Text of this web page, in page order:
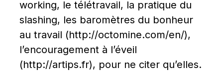
working, le télétravail, la pratique du
slashing, les baromètres du bonheur
au travail (http://octomine.com/en/),
l’encouragement à l’éveil
(http://artips.fr), pour ne citer qu’elles.